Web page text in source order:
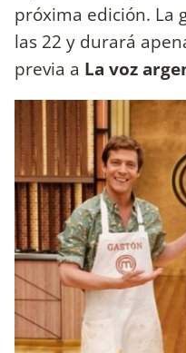
próxima edición. La
las 22 y durará
previa a La voz